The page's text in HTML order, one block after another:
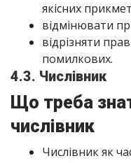
якісних
відмінювати
відрізняти
помилкових.
4.3. Числівник
Що треба
числівник
Числівник як